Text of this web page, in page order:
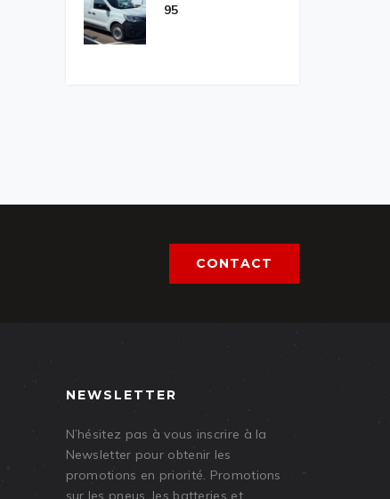
95
CONTACT
NEWSLETTER
N’hésitez pas à vous inscrire à la
Newsletter pour obtenir les
promotions en priorité. Promotions
sur les pneus, les batteries et